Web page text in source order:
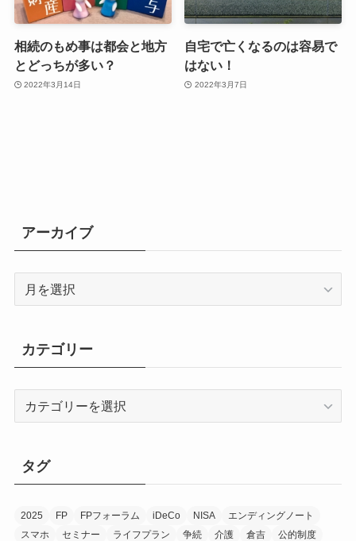
相続のもめ事は都会と地方
とどっちが多い？
2022年3月14日
自宅で亡くなるのは容易で
はない！
2022年3月7日
アーカイブ
ブ
カテゴリー
ー
タグ
2025 FP FPフォーラム iDeCo NISA
エンディングノート
スマホ
セミナー ライフプラン 争続 介護 倉吉
公的制度